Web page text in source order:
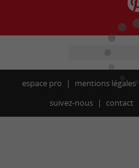
espace pro mentions légales
suivez-nous
contact